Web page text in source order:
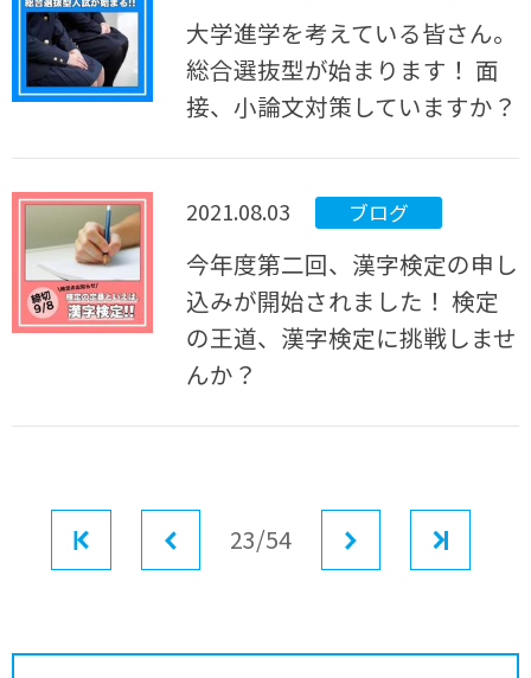
大学進学を考えている皆さん。
総合選抜型が始まります！ 面
接、小論文対策していますか？
2021.08.03 ブログ
今年度第二回、漢字検定の申し
込みが開始されました！ 検定
の王道、漢字検定に挑戦しませ
んか？
前へ23/54